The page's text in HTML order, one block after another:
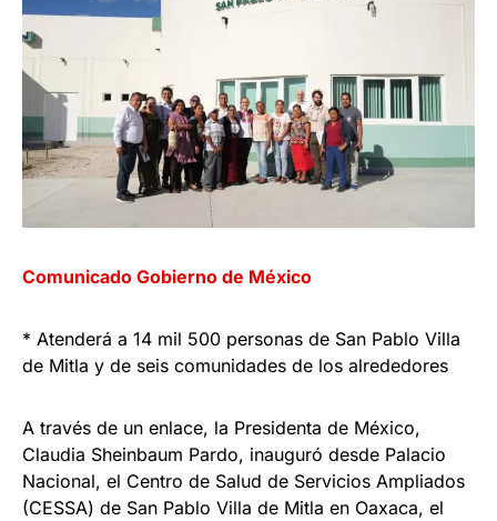
Comunicado Gobierno de México
* Atenderá a 14 mil 500 personas de San Pablo Villa
de Mitla y de seis comunidades de los alrededores
A través de un enlace, la Presidenta de México,
Claudia Sheinbaum Pardo, inauguró desde Palacio
Nacional, el Centro de Salud de Servicios Ampliados
(CESSA) de San Pablo Villa de Mitla en Oaxaca, el